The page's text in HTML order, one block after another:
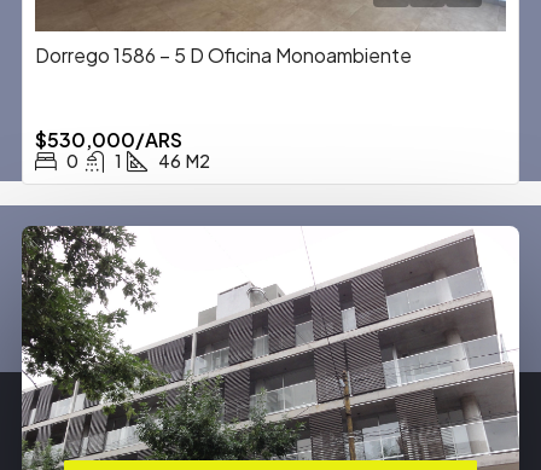
Dorrego 1586 – 5 D Oficina Monoambiente
$530,000/ARS
0 1 46 M2